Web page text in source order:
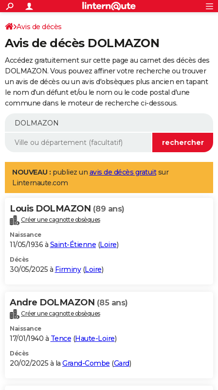
ACTUALITÉS
Politique
Société
Faits Divers
Education
Monde
Villes
+
SPORT
Coupe du monde 2026
Football
Tennis
Cyclisme
Rugby
Forum
Programme TV
TNT
Streaming
Cinéma
Sorties cinéma
Musique
+
FINANCE
Impôts
Immobilier
Risques naturels par ville
Banque
Assurance
Crédit
AUTO
Essais
Réserver un essai
Citadines
Berlines
SUV
Forum auto
+
Mobiles
Meilleur smartphone
Internet
Ordinateurs
Jeux vidéo
Guide high-tech
Aménagement intérieur
LIFESTYLE
Art de vivre
Bien-être
Loisirs
Mode
Modes de vie
Alimentation
Guide de la santé
Maladies
Médicaments
Sommeil
VOYAGE
Destinations
City break
Voyage nature
Voyage de noces
Forum
Climat
+PHOTO
GUIDES D'ACHAT
BONS PLANS
Carte de Noël
Carte Bonne année
Carte Saint-Valentin
Carte Pâques
Carte d'anniversaire
DICTIONNAIRE
Dictionnaire
Biographies
Citations
Expressions
Proverbes
PROGRAMME TV
S'inscrire
Se connecter
Lycées
Collèges
Primaires
Universités
Entreprises
Service militaire
Avis de recherche
AVIS DE DÉCÈS
Avis de décès
Avis de décès DOLMAZON
Accédez gratuitement sur cette page au carnet des décès des
DOLMAZON. Vous pouvez affiner votre recherche ou trouver
un avis de décès ou un avis d'obsèques plus ancien en tapant
le nom d'un défunt et/ou le nom ou le code postal d'une
commune dans le moteur de recherche ci-dessous.
NOUVEAU : publiez un avis de décès gratuitsur
Linternaute.com
Louis DOLMAZON (89 ans)
Créer une cagnotte obsèques
Naissance
11/05/1936 à Saint-Étienne (Loire)
Décès
30/05/2025 à Firminy(Loire)
Andre DOLMAZON (85 ans)
Créer une cagnotte obsèques
Naissance
17/01/1940 à Tence (Haute-Loire)
Décès
20/02/2025 à la Grand-Combe (Gard)